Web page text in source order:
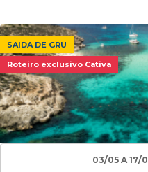
SAIDA DE GRU
Roteiro exclusivo Cativa
03/05 A 17/